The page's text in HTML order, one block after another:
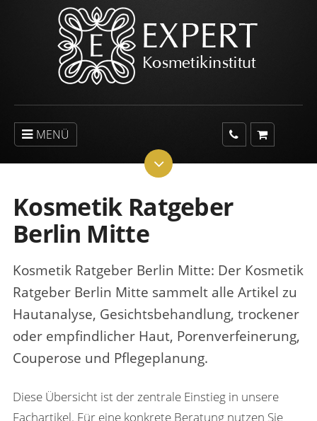
MENÜ
Kosmetik Ratgeber
Berlin Mitte
Kosmetik Ratgeber Berlin Mitte: Der Kosmetik
Ratgeber Berlin Mitte sammelt alle Artikel zu
Hautanalyse, Gesichtsbehandlung, trockener
oder empfindlicher Haut, Porenverfeinerung,
Couperose und Pflegeplanung.
Diese Übersicht ist der zentrale Einstieg in unsere
Fachartikel. Für eine konkrete Beratung nutzen Sie